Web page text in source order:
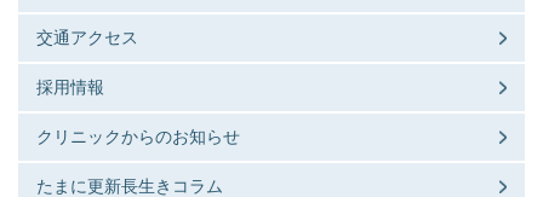
交通アクセス
採用情報
クリニックからのお知らせ
たまに更新長生きコラム